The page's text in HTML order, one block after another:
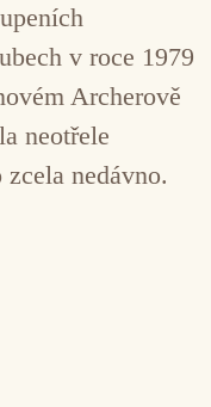
v roce 1979
Archerově
neotřele
nedávno.